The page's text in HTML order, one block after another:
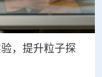
，提升粒子探